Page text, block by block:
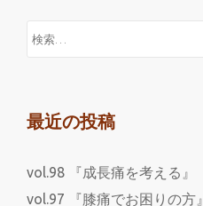
最近の投稿
vol.98 『成長痛を考える』
vol.97 『膝痛でお困りの方』